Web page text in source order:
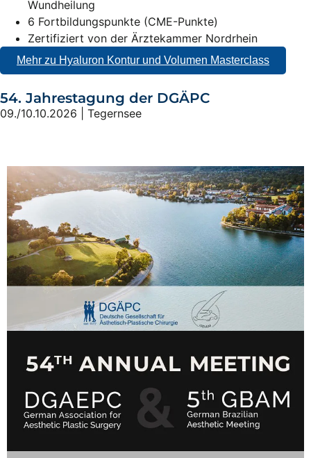
Wundheilung
6 Fortbildungspunkte (CME-Punkte)
Zertifiziert von der Ärztekammer Nordrhein
Mehr zu Hyaluron Kontur und Volumen Masterclass
54. Jahrestagung der DGÄPC
09./10.10.2026 | Tegernsee